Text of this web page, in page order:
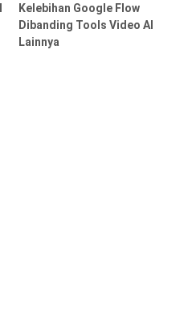
Kelebihan Google Flow
Dibanding Tools Video AI
Lainnya